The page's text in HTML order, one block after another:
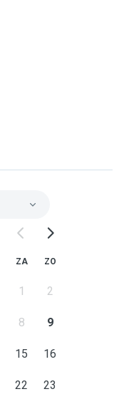
ZA ZO
1 2
8 9
15 16
22 23